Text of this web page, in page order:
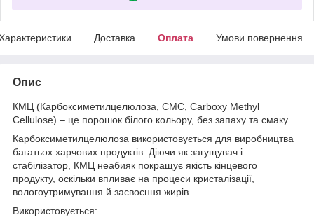
Доставка Оплата Умови повернення
Опис
КМЦ (Карбоксиметилцелюлоза, СМС, Carboxy Methyl
Cellulose) – це порошок білого кольору, без запаху та смаку.
Карбоксиметилцелюлоза використовується для виробництва
багатьох харчових продуктів. Діючи як загущувач і
стабілізатор, КМЦ неабияк покращує якість кінцевого
продукту, оскільки впливає на процеси кристалізації,
вологоутримування й засвоєння жирів.
Використовується: